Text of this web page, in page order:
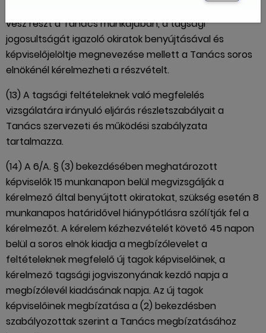
vesz részt a Tanács munkájában, a tagsági
jogosultságát igazoló okiratok benyújtásával és
képviselőjelöltje megnevezése mellett a Tanács soros
elnökénél kérelmezheti a részvételt.
(13) A tagsági feltételeknek való megfelelés
vizsgálatára irányuló eljárás részletszabályait a
Tanács szervezeti és működési szabályzata
tartalmazza.
(14) A 6/A. § (3) bekezdésében meghatározott
képviselők 15 munkanapon belül megvizsgálják a
kérelmező által benyújtott okiratokat, szükség esetén 8
munkanapos határidővel hiánypótlásra szólítják fel a
kérelmezőt. A kérelem kézhezvételét követő 45 napon
belül a soros elnök kiadja a megbízólevelet a
feltételeknek megfelelő új tagok képviselőinek, a
kérelmező tagsági jogviszonyának kezdő napja a
megbízólevél kiadásának napja. Az új tagok
képviselőinek megbízatása a (2) bekezdésben
szabályozottak szerint a Tanács megbízatásához